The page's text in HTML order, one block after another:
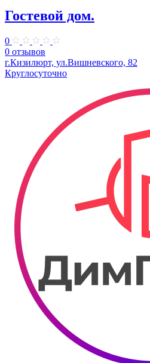
Гостевой дом.
0
0 отзывов
г.Кизилюрт, ул.Вишневского, 82
Круглосуточно